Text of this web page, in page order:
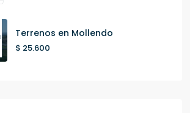
Terrenos en Mollendo
$ 25.600